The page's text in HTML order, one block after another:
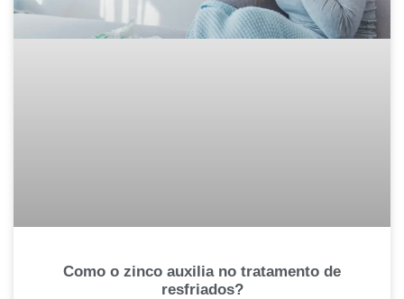
Como o zinco auxilia no tratamento de
resfriados?